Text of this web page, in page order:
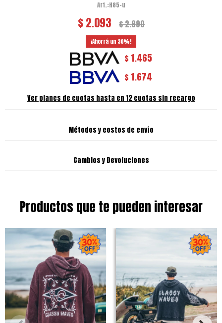
H85-u
$2.093 $2.990
30
$ 1.465
$ 1.674
Ver planes de cuotas hasta en 12 cuotas sin recargo
Métodos y costos de envío
Cambios y Devoluciones
Productos que te pueden interesar